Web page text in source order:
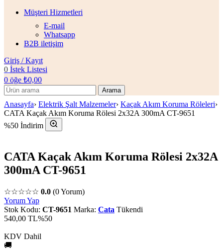
Müşteri Hizmetleri
E-mail
Whatsapp
B2B iletişim
Giriş / Kayıt
0 İstek Listesi
0 öğe ₺0,00
Arama
Anasayfa› Elektrik Şalt Malzemeler› Kaçak Akım Koruma Röleleri›
CATA Kaçak Akım Koruma Rölesi 2x32A 300mA CT-9651
%50 İndirim
CATA Kaçak Akım Koruma Rölesi 2x32A
300mA CT-9651
☆☆☆☆☆ 0.0 (0 Yorum)
Yorum Yap
Stok Kodu: CT-9651 Marka: Cata Tükendi
540,00 TL%50
KDV Dahil
🚚